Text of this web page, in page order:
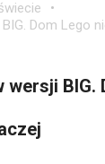
Dom Lego
BIG.